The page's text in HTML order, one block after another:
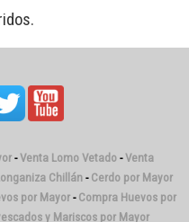
-Venta Lomo Vetado-Venta
Chillán - Cerdo por Mayor
por Mayor - Compra Huevos por
y Mariscos por Mayor